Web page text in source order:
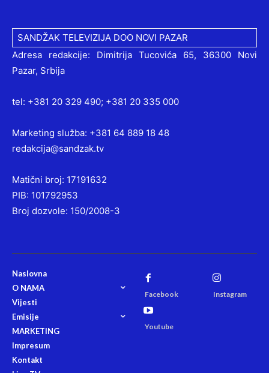
SANDŽAK TELEVIZIJA DOO NOVI PAZAR
Adresa redakcije: Dimitrija Tucovića 65, 36300 Novi
Pazar, Srbija
tel: +381 20 329 490; +381 20 335 000
Marketing služba: +381 64 889 18 48
redakcija@sandzak.tv
Matični broj: 17191632
PIB: 101792953
Broj dozvole: 150/2008-3
Naslovna
O NAMA
Vijesti
Emisije
MARKETING
Impresum
Kontakt
Facebook Instagram
Youtube